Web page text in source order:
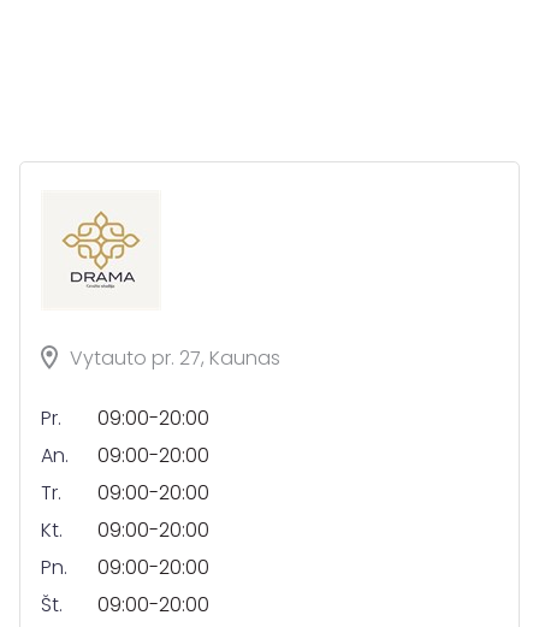
Vytauto pr. 27, Kaunas
Pr.
09:00-20:00
An.
09:00-20:00
Tr.
09:00-20:00
Kt.
09:00-20:00
Pn.
09:00-20:00
Št.
09:00-20:00